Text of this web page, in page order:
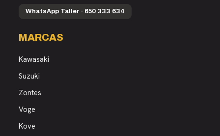
WhatsApp Taller · 650 333 634
MARCAS
Kawasaki
Suzuki
Zontes
Voge
Kove